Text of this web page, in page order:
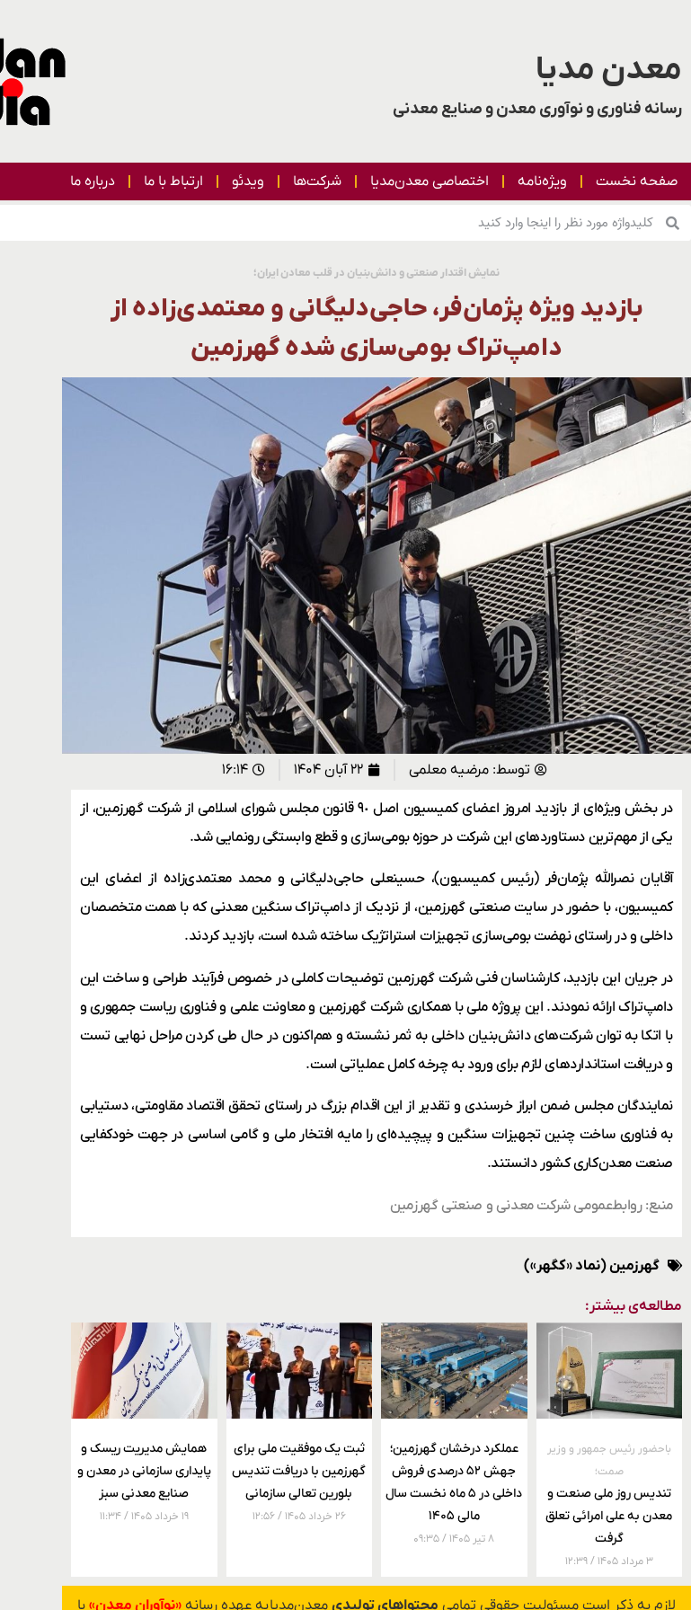
معدن مدیا
رسانه فناوری و نوآوری معدن و صنایع معدنی
صفحه نخست ویژه‌نامه اختصاصی معدن‌مدیا شرکت‌ها ویدئو ارتباط با ما درباره ما
نمایش اقتدار صنعتی و دانش‌بنیان در قلب معادن ایران؛
بازدید ویژه پژمان‌فر، حاجی‌دلیگانی و معتمدی‌زاده از
دامپ‌تراک بومی‌سازی شده گهرزمین
توسط: مرضیه معلمی ۲۲ آبان ۱۴۰۴ ۱۶:۱۴
در بخش ویژه‌ای از بازدید امروز اعضای کمیسیون اصل ٩٠ قانون مجلس شوراى اسلامى از شرکت گهرزمین، از
یکی از مهم‌ترین دستاوردهای این شرکت در حوزه بومی‌سازی و قطع وابستگی رونمایی شد.
آقایان نصرالله پژمان‌فر (رئیس کمیسیون)، حسینعلی حاجی‌دلیگانی و محمد معتمدی‌زاده از اعضای این
کمیسیون، با حضور در سایت صنعتی گهرزمین، از نزدیک از دامپ‌تراک سنگین معدنی که با همت متخصصان
داخلی و در راستای نهضت بومی‌سازی تجهیزات استراتژیک ساخته شده است، بازدید کردند.
در جریان این بازدید، کارشناسان فنی شرکت گهرزمین توضیحات کاملی در خصوص فرآیند طراحی و ساخت این
دامپ‌تراک ارائه نمودند. این پروژه ملی با همکاری شرکت گهرزمین و معاونت علمی و فناوری ریاست جمهوری و
با اتکا به توان شرکت‌های دانش‌بنیان داخلی به ثمر نشسته و هم‌اکنون در حال طی کردن مراحل نهایی تست
و دریافت استانداردهای لازم برای ورود به چرخه کامل عملیاتی است.
نمایندگان مجلس ضمن ابراز خرسندی و تقدیر از این اقدام بزرگ در راستای تحقق اقتصاد مقاومتی، دستیابی
به فناوری ساخت چنین تجهیزات سنگین و پیچیده‌ای را مایه افتخار ملی و گامی اساسی در جهت خودکفایی
صنعت معدن‌کاری کشور دانستند.
منبع: روابط‌عمومی شرکت معدنی و صنعتی گهرزمین
گهرزمین (نماد «کگهر»)
مطالعه‌ی بیشتر:
باحضور رئیس جمهور و وزیر
صمت؛
تندیس روز ملی صنعت و
معدن به علی امرائی تعلق
گرفت
۳ مرداد ۱۴۰۵ ۱۲:۳۹
عملکرد درخشان گهرزمین؛
جهش ۵۲ درصدی فروش
داخلی در ۵ ماه نخست سال
مالی ۱۴۰۵
۸ تیر ۱۴۰۵ ۰۹:۳۵
ثبت یک موفقیت ملی برای
گهرزمین با دریافت تندیس
بلورین تعالی سازمانی
۲۶ خرداد ۱۴۰۵ ۱۲:۵۶
همایش مدیریت ریسک و
پایداری سازمانی در معدن و
صنایع معدنی سبز
۱۹ خرداد ۱۴۰۵ ۱۱:۳۴
لازم به ذکر است مسئولیت حقوقی تمامی محتواهای تولیدی معدن‌مدیا به عهده رسانه «نوآوران معدن» با